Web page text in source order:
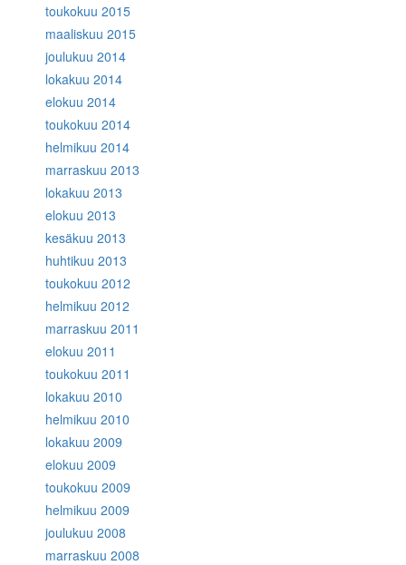
toukokuu 2015
maaliskuu 2015
joulukuu 2014
lokakuu 2014
elokuu 2014
toukokuu 2014
helmikuu 2014
marraskuu 2013
lokakuu 2013
elokuu 2013
kesäkuu 2013
huhtikuu 2013
toukokuu 2012
helmikuu 2012
marraskuu 2011
elokuu 2011
toukokuu 2011
lokakuu 2010
helmikuu 2010
lokakuu 2009
elokuu 2009
toukokuu 2009
helmikuu 2009
joulukuu 2008
marraskuu 2008